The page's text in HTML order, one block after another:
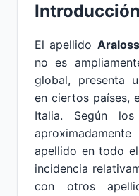
Introducción
El apellido
no es
global, presenta
en ciertos países,
Italia. Según
aproximadamente
apellido en todo
incidencia
con otros